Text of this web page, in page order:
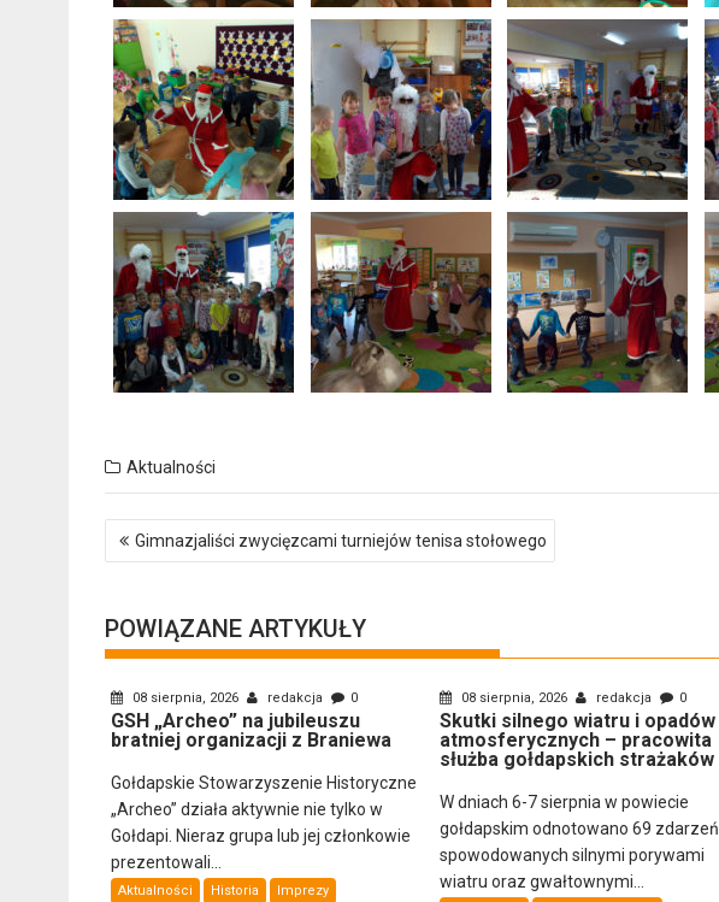
Aktualności
Nawigacja
wpisu
Gimnazjaliści zwycięzcami turniejów tenisa stołowego
POWIĄZANE ARTYKUŁY
08 sierpnia, 2026 redakcja 0
GSH „Archeo” na jubileuszu
bratniej organizacji z Braniewa
Gołdapskie Stowarzyszenie Historyczne
„Archeo” działa aktywnie nie tylko w
Gołdapi. Nieraz grupa lub jej członkowie
prezentowali...
Aktualności Historia
Imprezy
08 sierpnia, 2026 redakcja 0
Skutki silnego wiatru i opadów
atmosferycznych – pracowita
służba gołdapskich strażaków
W dniach 6-7 sierpnia w powiecie
gołdapskim odnotowano 69 zdarzeń
spowodowanych silnymi porywami
wiatru oraz gwałtownymi...